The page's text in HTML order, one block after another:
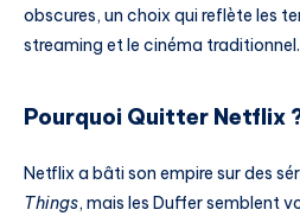
obscures, un choix qui reflète les
streaming et le cinéma traditionnel.
Pourquoi Quitter Netflix
Netflix a bâti son empire sur des
Things, mais les Duffer semblent